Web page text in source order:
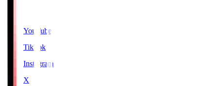
YouTube
TikTok
Instagram
X